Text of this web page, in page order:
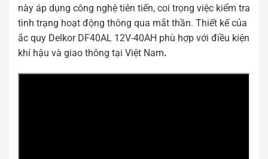
này áp dụng công nghệ tiên tiến, coi trọng việc kiểm tra
tình trạng hoạt động thông qua mắt thần. Thiết kế của
ắc quy Delkor DF40AL 12V-40AH phù hợp với điều kiện
khí hậu và giao thông tại Việt Nam.